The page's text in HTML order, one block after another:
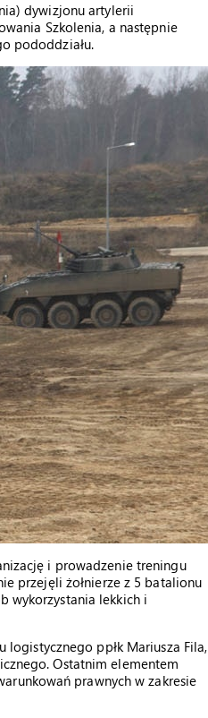
dywizjonu artylerii
Szkolenia, a następnie
pododdziału.
i prowadzenie treningu
przejęli żołnierze z 5 batalionu
wykorzystania lekkich i
logistycznego ppłk Mariusza Fila,
Ostatnim elementem
prawnych w zakresie